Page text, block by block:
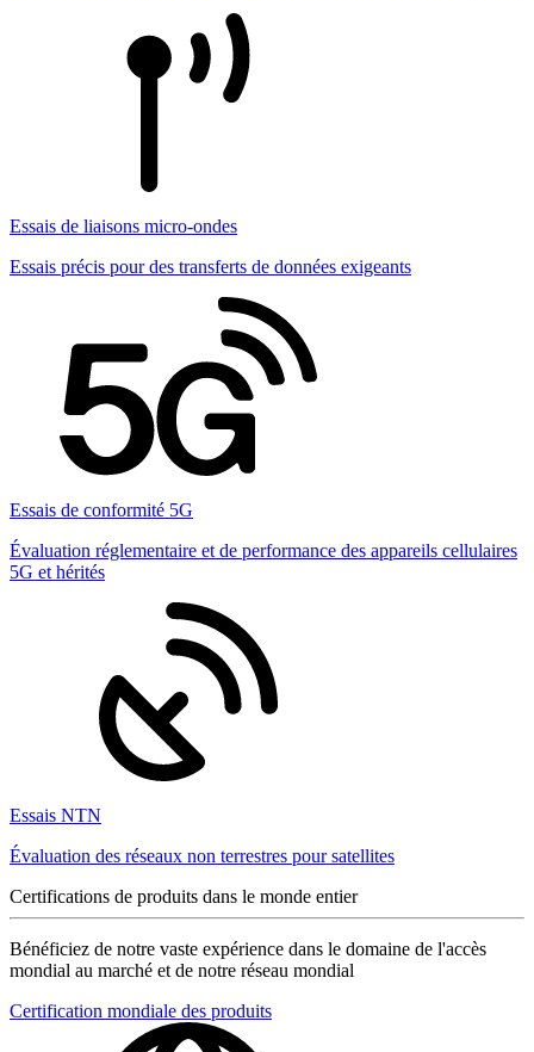
Essais de liaisons micro-ondes
Essais précis pour des transferts de données exigeants
Essais de conformité 5G
Évaluation réglementaire et de performance des appareils cellulaires
5G et hérités
Essais NTN
Évaluation des réseaux non terrestres pour satellites
Certifications de produits dans le monde entier
Bénéficiez de notre vaste expérience dans le domaine de l'accès
mondial au marché et de notre réseau mondial
Certification mondiale des produits